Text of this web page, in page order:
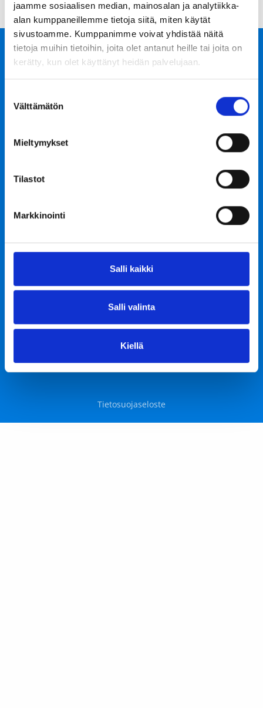
jaamme sosiaalisen median, mainosalan ja analytiikka-
alan kumppaneillemme tietoja siitä, miten käytät
sivustoamme. Kumppanimme voivat yhdistää näitä
tietoja muihin tietoihin, joita olet antanut heille tai joita on
kerätty, kun olet käyttänyt heidän palvelujaan.
valinta
Välttämätön
Mieltymykset
Tilastot
Markkinointi
Salli kaikki
Salli valinta
Kiellä
Hämeen Rakennus ja Tutkimus Oy
003728989519
jussi.toivonen@ratu.fi
santeri.rouhento@ratu.fi
Tietosuojaseloste